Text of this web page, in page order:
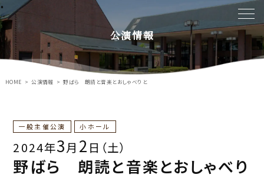
公演情報
HOME 公演情報 野ばら 朗読と音楽とおしゃべりと
2024年3月 2 日（土）
一般主催公演 小ホール
野ばら 朗読と音楽とおしゃべり